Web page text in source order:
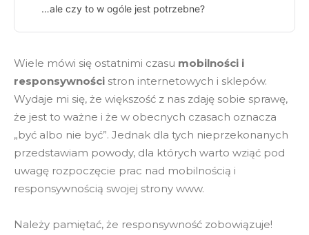
…ale czy to w ogóle jest potrzebne?
Wiele mówi się ostatnimi czasu mobilności i
responsywności stron internetowych i sklepów.
Wydaje mi się, że większość z nas zdaję sobie sprawę,
że jest to ważne i że w obecnych czasach oznacza
„być albo nie być”. Jednak dla tych nieprzekonanych
przedstawiam powody, dla których warto wziąć pod
uwagę rozpoczęcie prac nad mobilnością i
responsywnością swojej strony www.
Należy pamiętać, że responsywność zobowiązuje!